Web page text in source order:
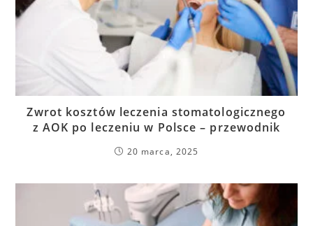
Zwrot kosztów leczenia stomatologicznego
z AOK po leczeniu w Polsce – przewodnik
20 marca, 2025